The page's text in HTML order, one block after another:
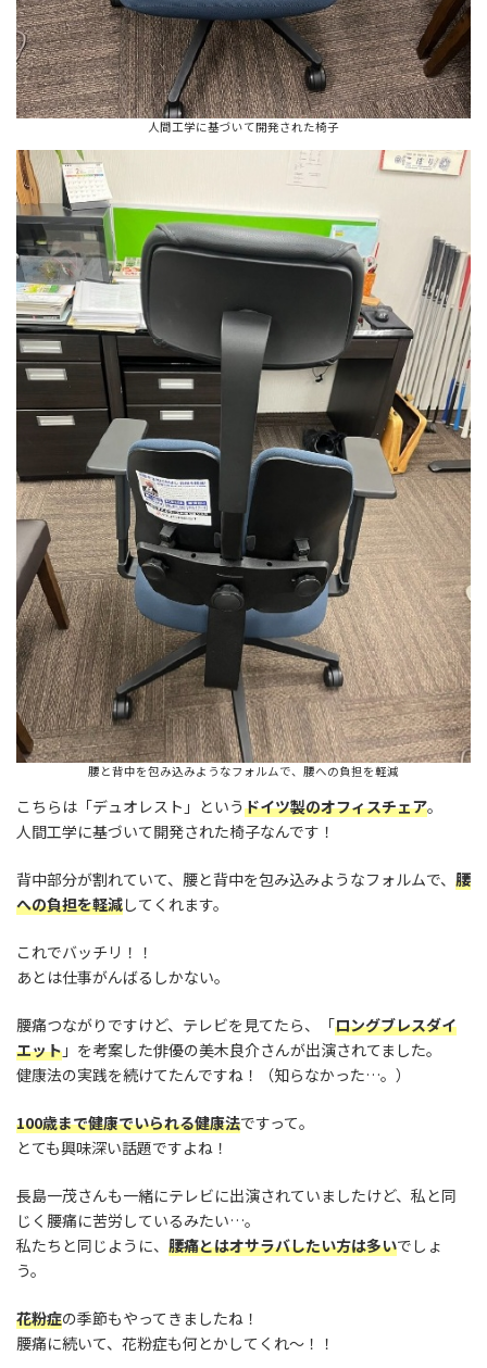
人間工学に基づいて開発された椅子
腰と背中を包み込みようなフォルムで、腰への負担を軽減
こちらは「デュオレスト」というドイツ製のオフィスチェア。
人間工学に基づいて開発された椅子なんです！
背中部分が割れていて、腰と背中を包み込みようなフォルムで、 腰
への負担を軽減してくれます。
これでバッチリ！！
あとは仕事がんばるしかない。
腰痛つながりですけど、テレビを見てたら、「ロングブレスダイ
エット 」を考案した俳優の美木良介さんが出演されてました。
健康法の実践を続けてたんですね！（知らなかった…。）
100歳まで健康でいられる健康法ですって。
とても興味深い話題ですよね！
長島一茂さんも一緒にテレビに出演されていましたけど、私と同
じく腰痛に苦労しているみたい…。
私たちと同じように、 腰痛とはオサラバしたい方は多いでしょ
う。
花粉症の季節もやってきましたね！
腰痛に続いて、花粉症も何とかしてくれ～！！